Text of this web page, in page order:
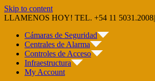
Skip to content
LLAMENOS HOY! TEL. +54 11 5031.2008|
Cámaras de Seguridad
Centrales de Alarma
Controles de Acceso
Infraestructura
My Account